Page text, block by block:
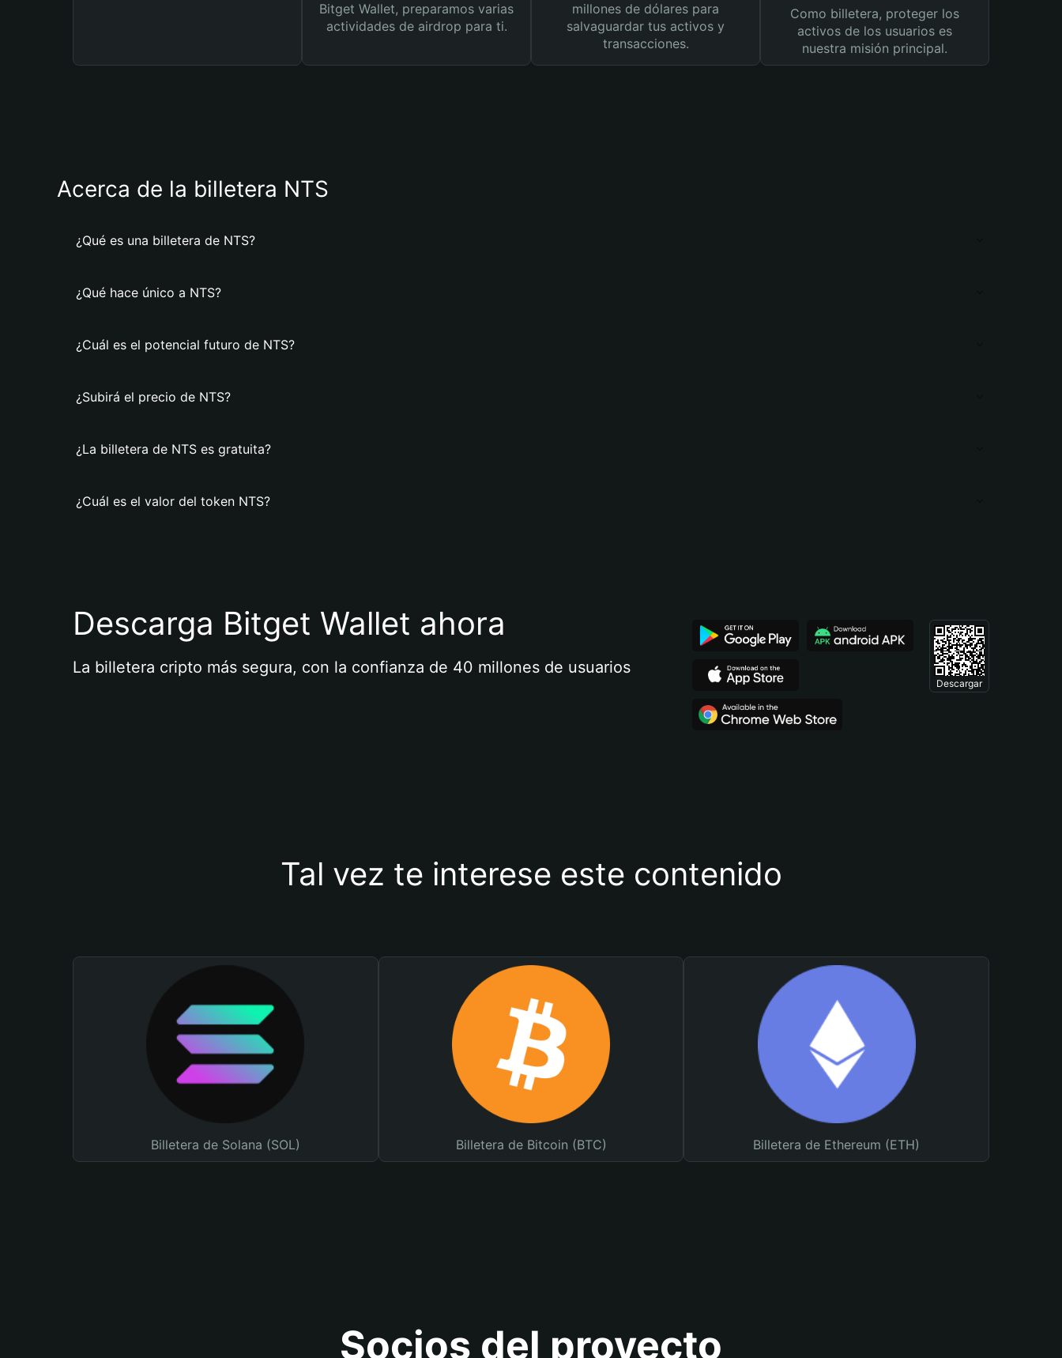
Bitget Wallet, preparamos varias
actividades de airdrop para ti.
millones de dólares para
salvaguardar tus activos y
transacciones.
Como billetera, proteger los
activos de los usuarios es
nuestra misión principal.
Acerca de la billetera NTS
¿Qué es una billetera de NTS?
¿Qué hace único a NTS?
¿Cuál es el potencial futuro de NTS?
¿Subirá el precio de NTS?
¿La billetera de NTS es gratuita?
¿Cuál es el valor del token NTS?
Descarga Bitget Wallet ahora
La billetera cripto más segura, con la confianza de 40 millones de usuarios
Descargar
Tal vez te interese este contenido
Billetera de Solana (SOL) Billetera de Bitcoin (BTC) Billetera de Ethereum (ETH)
Socios del proyecto